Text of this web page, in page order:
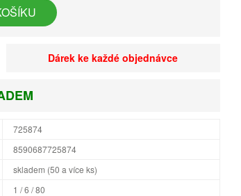
Dárek ke každé objednávce
725874
8590687725874
skladem (50 a více ks)
1 / 6 / 80